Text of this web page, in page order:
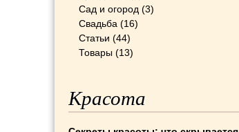
Сад и огород (3)
Свадьба (16)
Статьи (44)
Товары (13)
Красота